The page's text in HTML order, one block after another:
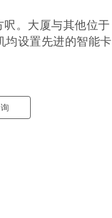
呎。大厦与其他位于
均设置先进的智能卡